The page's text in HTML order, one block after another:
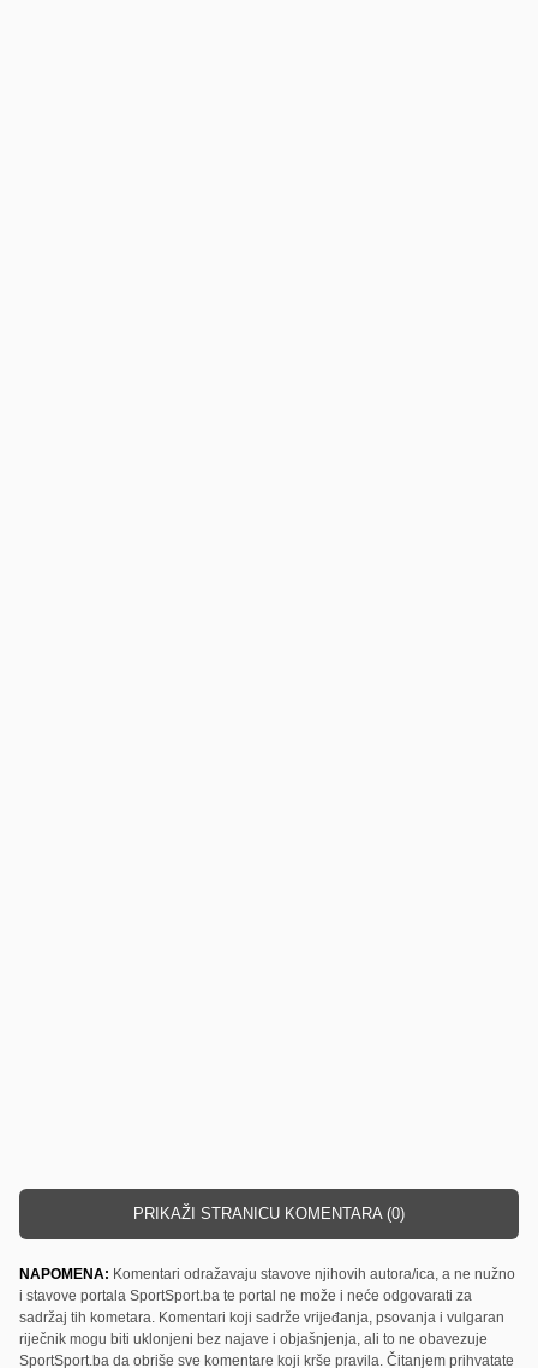
PRIKAŽI STRANICU KOMENTARA (0)
NAPOMENA: Komentari odražavaju stavove njihovih autora/ica, a ne nužno
i stavove portala SportSport.ba te portal ne može i neće odgovarati za
sadržaj tih kometara. Komentari koji sadrže vrijeđanja, psovanja i vulgaran
riječnik mogu biti uklonjeni bez najave i objašnjenja, ali to ne obavezuje
SportSport.ba da obriše sve komentare koji krše pravila. Čitanjem prihvatate